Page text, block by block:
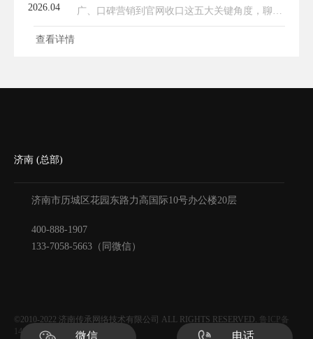
2026.04
广、口碑营销到官网收口这五大关键角度，聊聊
2026年企业网络推广的实操玩法，帮你避开误
查看详情
济南 (总部)
济南市历城区花园东路力高国际10号办公楼20层
400-888-1907
133-7058-5663（同微信）
©2010-2022 济南传承网络技术有限公司 ALL RIGHTS RESERVED. 鲁ICP备
14030534号-5
微信 电话